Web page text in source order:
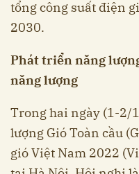
tổng công suất điện
2030.
Phát triển năng
năng lượng
Trong hai ngày (1-2/
lượng Gió Toàn cầu
gió Việt Nam 2022